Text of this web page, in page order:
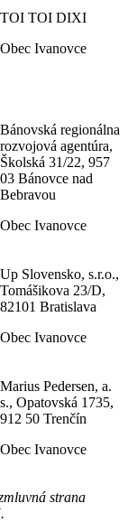
TOI TOI DIXI
Obec Ivanovce
Bánovská regionálna
rozvojová agentúra,
Školská 31/22, 957
03 Bánovce nad
Bebravou
Obec Ivanovce
Up Slovensko, s.r.o.,
Tomášikova 23/D,
82101 Bratislava
Obec Ivanovce
Marius Pedersen, a.
s., Opatovská 1735,
912 50 Trenčín
Obec Ivanovce
strana